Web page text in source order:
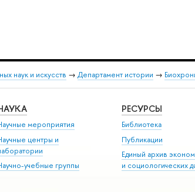
наук и искусств → Департамент истории →
мероприятия
центры и
учебные группы
РЕСУРСЫ
Библиотека
Публикации
Единый архив
и социологических